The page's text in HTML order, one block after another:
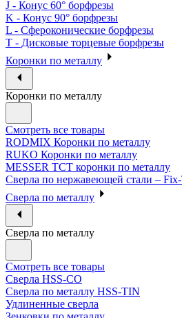
J - Конус 60° борфрезы
K - Конус 90° борфрезы
L - Сфероконические борфрезы
T - Дисковые торцевые борфрезы
Коронки по металлу
Коронки по металлу
Смотреть все товары
RODMIX Коронки по металлу
RUKO Коронки по металлу
MESSER ТСТ коронки по металлу
Сверла по нержавеющей стали –
Сверла по металлу
Сверла по металлу
Смотреть все товары
Сверла HSS-CO
Сверла по металлу HSS-TIN
Удлиненные сверла